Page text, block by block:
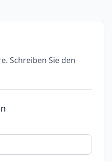
Schreiben Sie den